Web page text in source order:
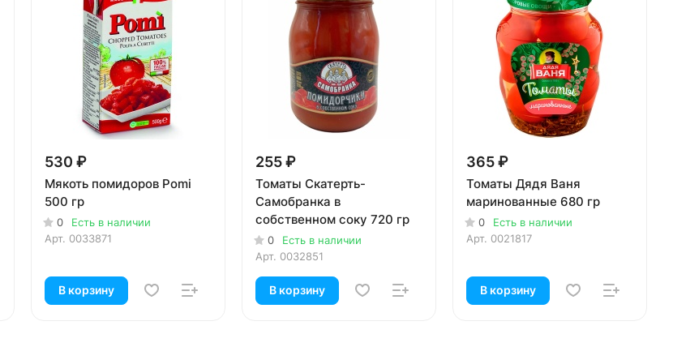
530 ₽
Мякоть помидоров Pomi
500 гр
0
Есть в наличии
Арт. 0033871
В корзину
255 ₽
Томаты Скатерть-
Самобранка в
собственном соку 720 гр
0
Есть в наличии
Арт. 0032851
В корзину
365 ₽
Томаты Дядя Ваня
маринованные 680 гр
0
Есть в наличии
Арт. 0021817
В корзину